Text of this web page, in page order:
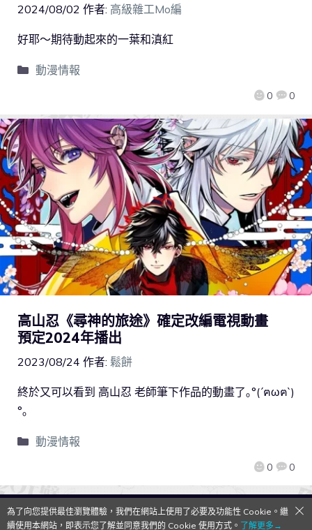
2024/08/02 作者: 高級雜工Mo編
0 0
好耶～期待動起來的一葉和滇紅
動漫情報
高山忍《尋神的旅途》確定改編電視動畫
預定2024年播出
2023/08/24 作者: 鬆餅
0 0
終於又可以看到 高山忍 老師筆下作品的動畫了｡°(´ฅωฅ`)
°｡
動漫情報
QooApp Limited © 2026
為了向您提供最佳瀏覽體驗，我們在網站上使用了必要及功能性 Cookie。繼
續使用本網站，即表示您了解並同意我們的 Cookie 使用方式。 了解更多→